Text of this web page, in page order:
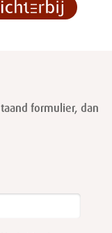
formulier, dan